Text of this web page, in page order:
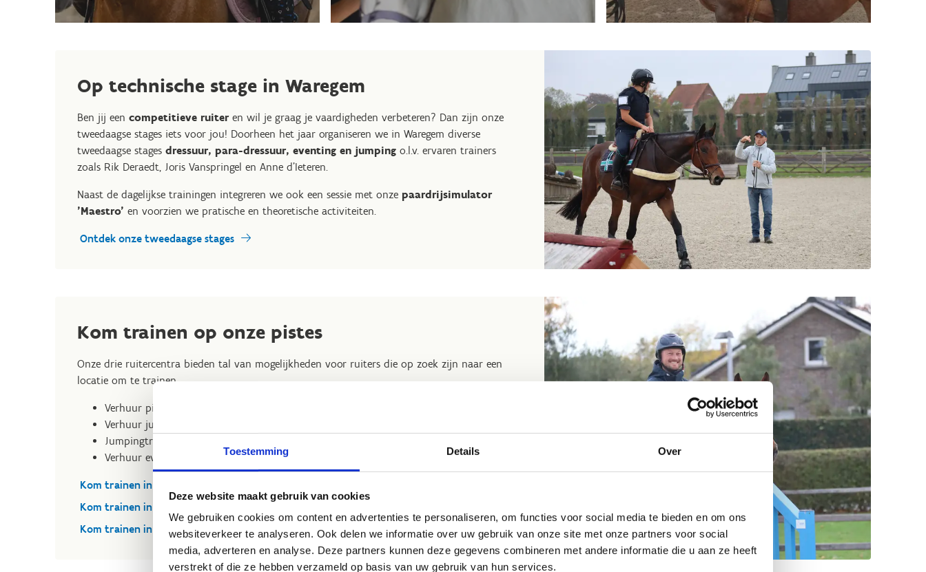
Toestemming Details Over
Deze website maakt gebruik van cookies
We gebruiken cookies om content en advertenties te personaliseren, om functies voor social media te bieden en om ons
websiteverkeer te analyseren. Ook delen we informatie over uw gebruik van onze site met onze partners voor social
media, adverteren en analyse. Deze partners kunnen deze gegevens combineren met andere informatie die u aan ze heeft
verstrekt of die ze hebben verzameld op basis van uw gebruik van hun services.
Op technische stage in Waregem
Ben jij een competitieve ruiteren wil je graag je vaardigheden verbeteren? Dan zijn onze
tweedaagse stages iets voor jou! Doorheen het jaar organiseren we in Waregem diverse
tweedaagse stages dressuur, para-dressuur, eventing en jumping o.l.v. ervaren trainers
zoals Rik Deraedt, Joris Vanspringel en Anne d'Ieteren.
Naast de dagelijkse trainingen integreren we ook een sessie met onze paardrijsimulator
'Maestro' en voorzien we pratische en theoretische activiteiten.
Ontdek onze tweedaagse stages
Kom trainen op onze pistes
Onze drie ruitercentra bieden tal van mogelijkheden voor ruiters die op zoek zijn naar een
locatie om te trainen.
Verhuur piste voor vrij rijden
Verhuur jumpingparcours / dressuurring
Jumpingtrainingen in wedstrijdvorm
Verhuur eventingoefenzone, waterbak, waterpartij en galoppiste
Kom trainen in Genk
Kom trainen in Waregem
Kom trainen in Woumen